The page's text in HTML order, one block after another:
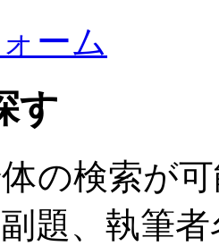
ーム
す
の検索が
題、執筆